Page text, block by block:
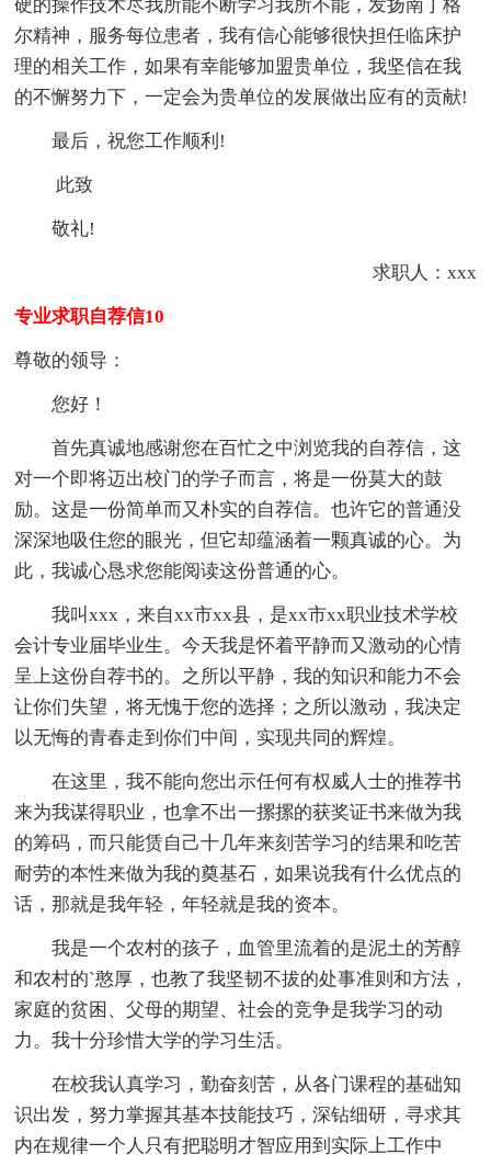
硬的操作技术尽我所能不断学习我所不能，发扬南丁格
尔精神，服务每位患者，我有信心能够很快担任临床护
理的相关工作，如果有幸能够加盟贵单位，我坚信在我
的不懈努力下，一定会为贵单位的发展做出应有的贡献!
最后，祝您工作顺利!
此致
敬礼!
求职人：xxx
专业求职自荐信10
尊敬的领导：
您好！
首先真诚地感谢您在百忙之中浏览我的自荐信，这
对一个即将迈出校门的学子而言，将是一份莫大的鼓
励。这是一份简单而又朴实的自荐信。也许它的普通没
深深地吸住您的眼光，但它却蕴涵着一颗真诚的心。为
此，我诚心恳求您能阅读这份普通的心。
我叫xxx，来自xx市xx县，是xx市xx职业技术学校
会计专业届毕业生。今天我是怀着平静而又激动的心情
呈上这份自荐书的。之所以平静，我的知识和能力不会
让你们失望，将无愧于您的选择；之所以激动，我决定
以无悔的青春走到你们中间，实现共同的辉煌。
在这里，我不能向您出示任何有权威人士的推荐书
来为我谋得职业，也拿不出一摞摞的获奖证书来做为我
的筹码，而只能赁自己十几年来刻苦学习的结果和吃苦
耐劳的本性来做为我的奠基石，如果说我有什么优点的
话，那就是我年轻，年轻就是我的资本。
我是一个农村的孩子，血管里流着的是泥土的芳醇
和农村的`憨厚，也教了我坚韧不拔的处事准则和方法，
家庭的贫困、父母的期望、社会的竞争是我学习的动
力。我十分珍惜大学的学习生活。
在校我认真学习，勤奋刻苦，从各门课程的基础知
识出发，努力掌握其基本技能技巧，深钻细研，寻求其
内在规律一个人只有把聪明才智应用到实际上工作中